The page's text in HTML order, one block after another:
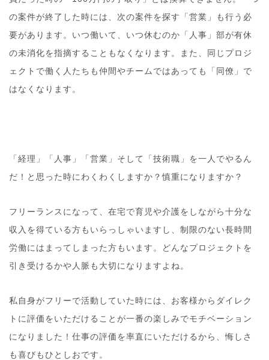
の案件が終了した時には、次の案件を探す「営業」も行う必
要があります。いつ働いて、いつ休むのか「人事」部が有休
の未消化を指摘することもなくなります。また、同じプロジ
ェクトで働く人たちも仲間やチームではあっても「同僚」で
はなくなります。
「経理」「人事」「営業」そして「技術職」を一人でやるん
だ！と思った時にわくわくしますか？慎重になりますか？
フリーランスになって、在宅で育児や介護をしながら十分な
収入を得ている方もいらっしゃいますし、制限のない長時間
労働にはまってしまった方もいます。どんなプロジェクトを
引き受けるかや人脈も大切になりますよね。
私自身がフリーで活動していた時には、お客様からダイレク
トに評価をいただけることが一番の楽しみでモチベーション
になりました！仕事の評価を率直にいただけるから、悔しさ
も喜びもひとしおです。